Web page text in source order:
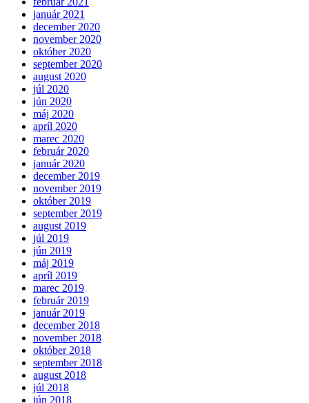
január 2021
december 2020
november 2020
október 2020
september 2020
august 2020
júl 2020
jún 2020
máj 2020
apríl 2020
marec 2020
február 2020
január 2020
december 2019
november 2019
október 2019
september 2019
august 2019
júl 2019
jún 2019
máj 2019
apríl 2019
marec 2019
február 2019
január 2019
december 2018
november 2018
október 2018
september 2018
august 2018
júl 2018
jún 2018